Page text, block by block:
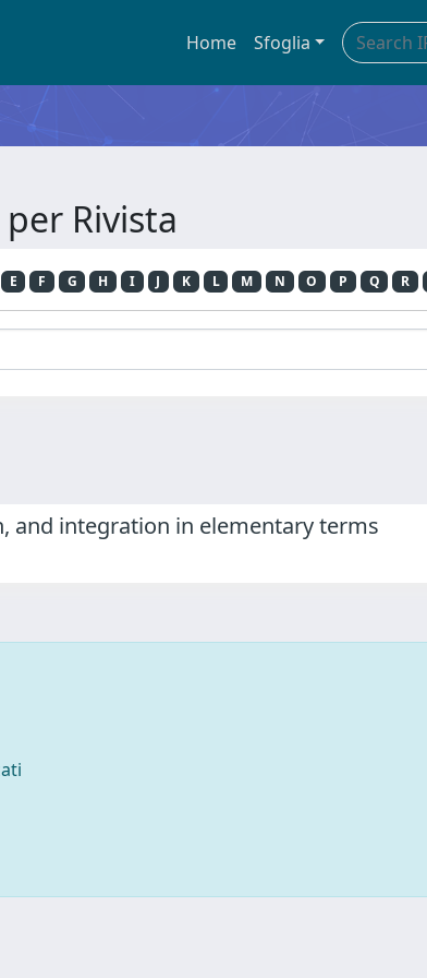
Home Sfoglia
Rivista
E F G H I J K L M N O P Q R
and integration in elementary terms